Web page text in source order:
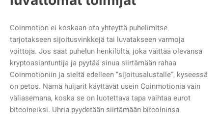
Coinmotion ei koskaan ota yhteyttä puhelimitse
tarjotakseen sijoitusvinkkejä tai luvatakseen varmoja
voittoja. Jos saat puhelun henkilöltä, joka väittää olevansa
kryptoasiantuntija ja pyytää sinua siirtämään rahaa
Coinmotioniin ja sieltä edelleen ”sijoitusalustalle”, kyseessä
on petos. Nämä huijarit käyttävät usein Coinmotionia vain
väliasemana, koska se on luotettava tapa vaihtaa eurot
bitcoineiksi. Uhria pyydetään siirtämään bitcoininsa